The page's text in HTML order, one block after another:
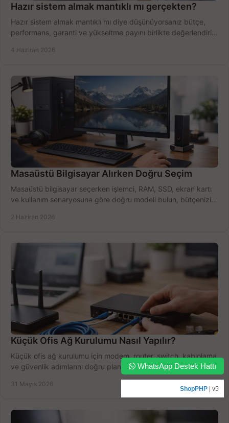
Hazır sistem almak mantıklı mı gerçekten?
Hazır sistem almak mantıklı mı diye düşünüyorsanız bütçe,
performans, garanti ve yükseltme payını birlikte değerlendirin,
4 Haziran 2026
Masaüstü Bilgisayar Alırken Doğru Seçim
Masaüstü bilgisayar seçerken işlemci, RAM, SSD, ekran kartı
ve kullanım senaryosuna göre doğru modeli bulun, bütçenizi
2 Haziran 2026
Küçük Ofis Ağ Kurulumu Nasıl Yapılır?
Küçük ofis ağ kurulumu için modem, router, switch, kablolama
ve güvenlik adımlarını doğru planlayın, bütçeyi zorlamadan
31 Mayıs 2026
WhatsApp Destek Hattı
ShopPHP | v5